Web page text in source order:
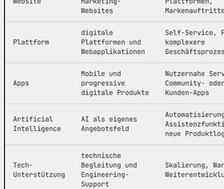
Websites
Plattform
digitale
Plattformen und
Webapplikationen
Self-Service,
komplexere
Apps
Mobile und
progressive
digitale Produkte
Nutzernahe
Community-
Kunden-Apps
Artificial
Intelligence
AI als eigenes
Angebotsfeld
neue
Tech-
Unterstützung
technische
Begleitung und
Engineering-
Support
Skalierung,